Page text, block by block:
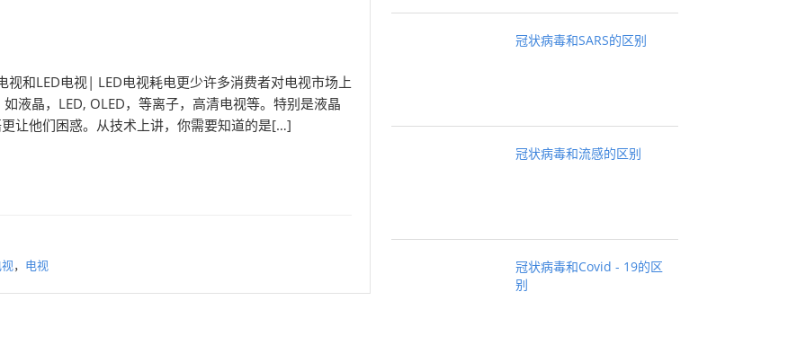
视和LED电视| LED电视耗电更少许多消费者对电视市场上
液晶，LED, OLED，等离子，高清电视等。特别是液晶
让他们困惑。从技术上讲，你需要知道的是[…]
， 电视
冠状病毒和SARS的区别
冠状病毒和流感的区别
冠状病毒和Covid - 19的区
别